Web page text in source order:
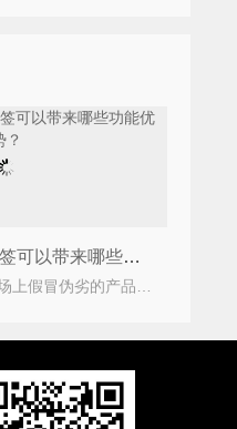
运用二维码防伪标签可以带来哪些功能优势？
众所周知如今市场上假冒伪劣的产品层出不穷，为此产品企业纷纷定制二维码防伪标签，二维码防伪标